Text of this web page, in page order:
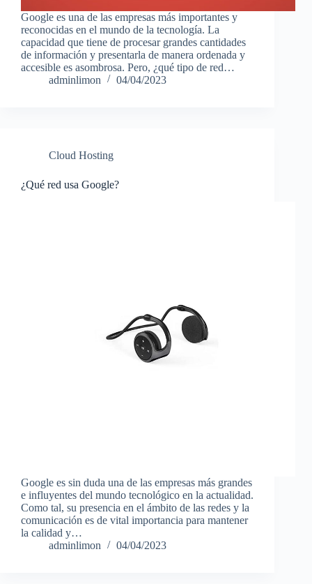
Google es una de las empresas más importantes y
reconocidas en el mundo de la tecnología. La
capacidad que tiene de procesar grandes cantidades
de información y presentarla de manera ordenada y
accesible es asombrosa. Pero, ¿qué tipo de red…
adminlimon
04/04/2023
Cloud Hosting
¿Qué red usa Google?
Google es sin duda una de las empresas más grandes
e influyentes del mundo tecnológico en la actualidad.
Como tal, su presencia en el ámbito de las redes y la
comunicación es de vital importancia para mantener
la calidad y…
adminlimon
04/04/2023